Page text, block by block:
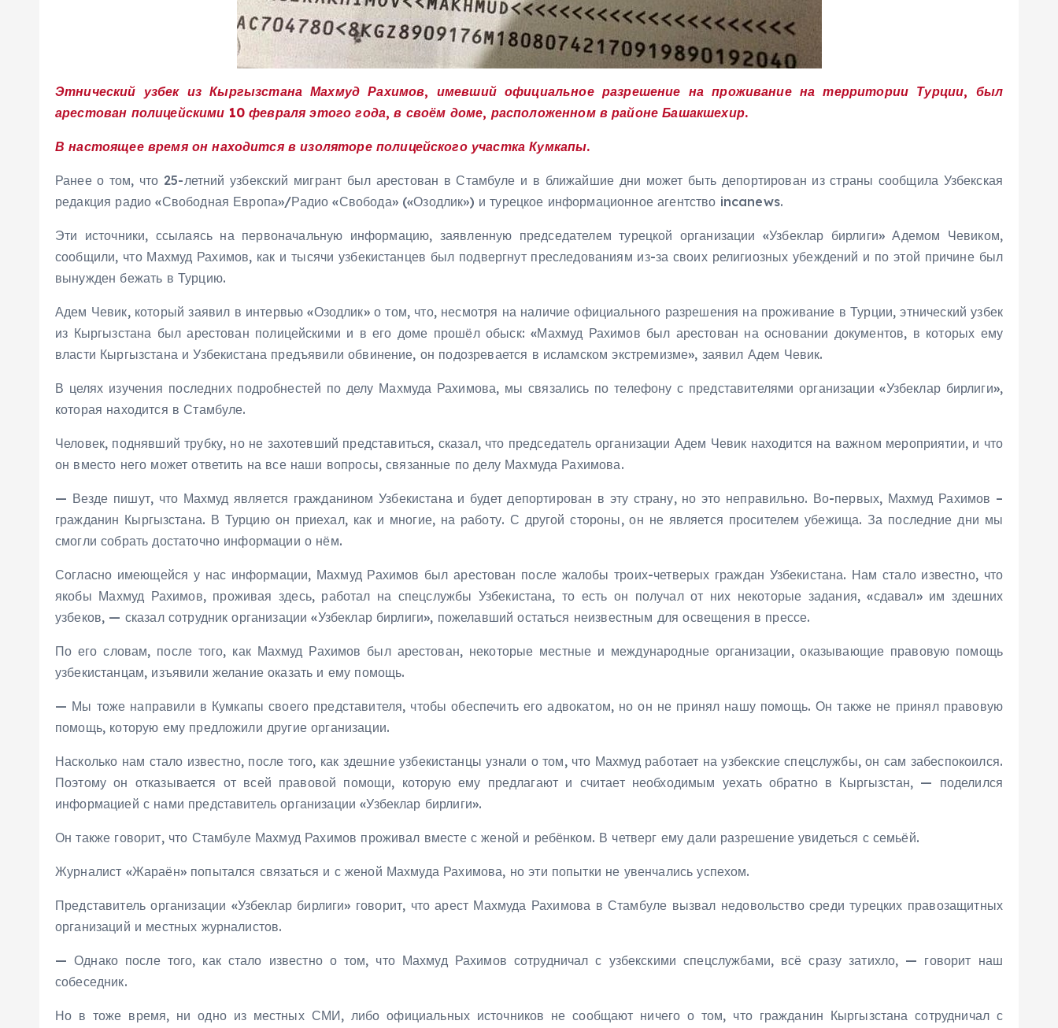
Этнический узбек из Кыргызстана Махмуд Рахимов, имевший официальное разрешение на проживание на территории Турции, был
арестован полицейскими 10 февраля этого года, в своём доме, расположенном в районе Башакшехир.
В настоящее время он находится в изоляторе полицейского участка Кумкапы.
Ранее о том, что 25-летний узбекский мигрант был арестован в Стамбуле и в ближайшие дни может быть депортирован из страны сообщила Узбекская
редакция радио «Свободная Европа»/Радио «Свобода» («Озодлик») и турецкое информационное агентство incanews.
Эти источники, ссылаясь на первоначальную информацию, заявленную председателем турецкой организации «Узбеклар бирлиги» Адемом Чевиком,
сообщили, что Махмуд Рахимов, как и тысячи узбекистанцев был подвергнут преследованиям из-за своих религиозных убеждений и по этой причине был
вынужден бежать в Турцию.
Адем Чевик, который заявил в интервью «Озодлик» о том, что, несмотря на наличие официального разрешения на проживание в Турции, этнический узбек
из Кыргызстана был арестован полицейскими и в его доме прошёл обыск: «Махмуд Рахимов был арестован на основании документов, в которых ему
власти Кыргызстана и Узбекистана предъявили обвинение, он подозревается в исламском экстремизме», заявил Адем Чевик.
В целях изучения последних подробнестей по делу Махмуда Рахимова, мы связались по телефону с представителями организации «Узбеклар бирлиги»,
которая находится в Стамбуле.
Человек, поднявший трубку, но не захотевший представиться, сказал, что председатель организации Адем Чевик находится на важном мероприятии, и что
он вместо него может ответить на все наши вопросы, связанные по делу Махмуда Рахимова.
— Везде пишут, что Махмуд является гражданином Узбекистана и будет депортирован в эту страну, но это неправильно. Во-первых, Махмуд Рахимов –
гражданин Кыргызстана. В Турцию он приехал, как и многие, на работу. С другой стороны, он не является просителем убежища. За последние дни мы
смогли собрать достаточно информации о нём.
Согласно имеющейся у нас информации, Махмуд Рахимов был арестован после жалобы троих-четверых граждан Узбекистана. Нам стало известно, что
якобы Махмуд Рахимов, проживая здесь, работал на спецслужбы Узбекистана, то есть он получал от них некоторые задания, «сдавал» им здешних
узбеков, — сказал сотрудник организации «Узбеклар бирлиги», пожелавший остаться неизвестным для освещения в прессе.
По его словам, после того, как Махмуд Рахимов был арестован, некоторые местные и международные организации, оказывающие правовую помощь
узбекистанцам, изъявили желание оказать и ему помощь.
— Мы тоже направили в Кумкапы своего представителя, чтобы обеспечить его адвокатом, но он не принял нашу помощь. Он также не принял правовую
помощь, которую ему предложили другие организации.
Насколько нам стало известно, после того, как здешние узбекистанцы узнали о том, что Махмуд работает на узбекские спецслужбы, он сам забеспокоился.
Поэтому он отказывается от всей правовой помощи, которую ему предлагают и считает необходимым уехать обратно в Кыргызстан, — поделился
информацией с нами представитель организации «Узбеклар бирлиги».
Он также говорит, что Стамбуле Махмуд Рахимов проживал вместе с женой и ребёнком. В четверг ему дали разрешение увидеться с семьёй.
Журналист «Жараён» попытался связаться и с женой Махмуда Рахимова, но эти попытки не увенчались успехом.
Представитель организации «Узбеклар бирлиги» говорит, что арест Махмуда Рахимова в Стамбуле вызвал недовольство среди турецких правозащитных
организаций и местных журналистов.
— Однако после того, как стало известно о том, что Махмуд Рахимов сотрудничал с узбекскими спецслужбами, всё сразу затихло, — говорит наш
собеседник.
Но в тоже время, ни одно из местных СМИ, либо официальных источников не сообщают ничего о том, что гражданин Кыргызстана сотрудничал с